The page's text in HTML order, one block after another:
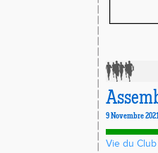
9 Novembre
Vie du Club